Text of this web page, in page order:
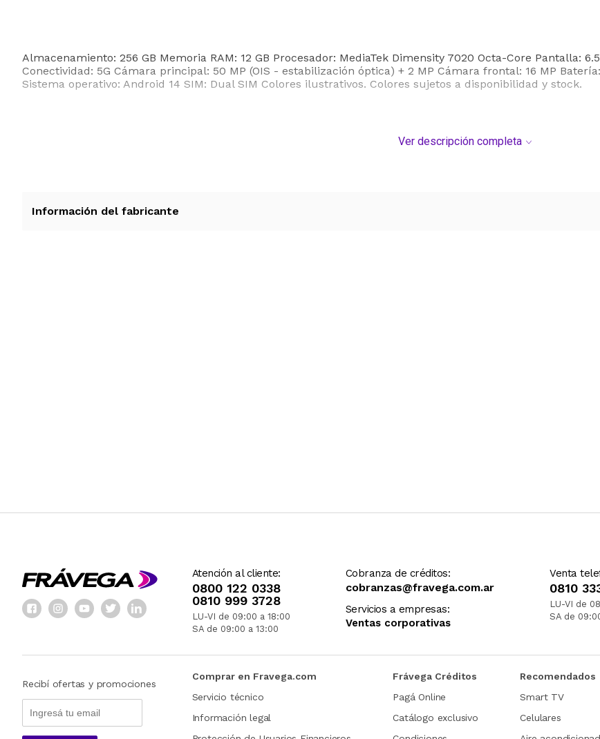
Almacenamiento: 256 GB Memoria RAM: 12 GB Procesador: MediaTek Dimensity 7020 Octa-Core Pantalla:
Conectividad: 5G Cámara principal: 50 MP (OIS - estabilización óptica) + 2 MP Cámara frontal: 16 MP
Sistema operativo: Android 14 SIM: Dual SIM Colores ilustrativos. Colores sujetos a disponibilidad y stock.
Ver descripción completa
Información del fabricante
Atención al cliente:
0800 122 0338
0810 999 3728
LU-VI de 09:00 a 18:00
SA de 09:00 a 13:00
Cobranza de créditos:
cobranzas@fravega.com.ar
Servicios a empresas:
Ventas corporativas
Venta
0810
LU-VI de
SA de
Recibí ofertas y promociones
Comprar en Fravega.com
Servicio técnico
Información legal
Frávega Créditos
Pagá Online
Catálogo exclusivo
Recomendados
Smart TV
Celulares